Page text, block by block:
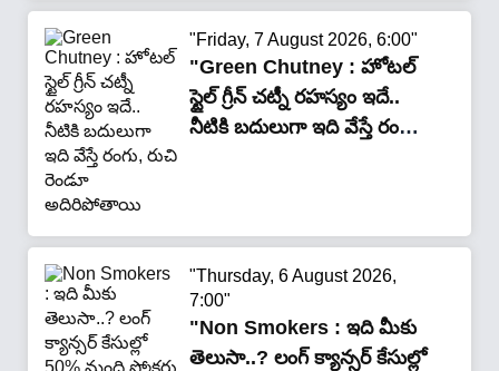
"Friday, 7 August 2026, 6:00"
"Green Chutney : హోటల్
స్టైల్ గ్రీన్ చట్నీ రహస్యం ఇదే..
నీటికి బదులుగా ఇది వేస్తే రంగు,
"Thursday, 6 August 2026,
7:00"
"Non Smokers : ఇది మీకు
తెలుసా..? లంగ్ క్యాన్సర్ కేసుల్లో